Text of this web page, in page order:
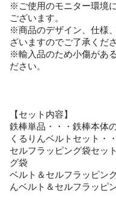
※ご使用のモニター環境
ございます。
※商品のデザイン、仕様
ざいますのでご了承くださ
※輸入品のため小傷があ
ださい。
【セット内容】
鉄棒単品・・・鉄棒本体
くるりんベルトセット・
セルフラッピング袋セッ
グ袋
ベルト＆セルフラッピン
んベルト＆セルフラッピ